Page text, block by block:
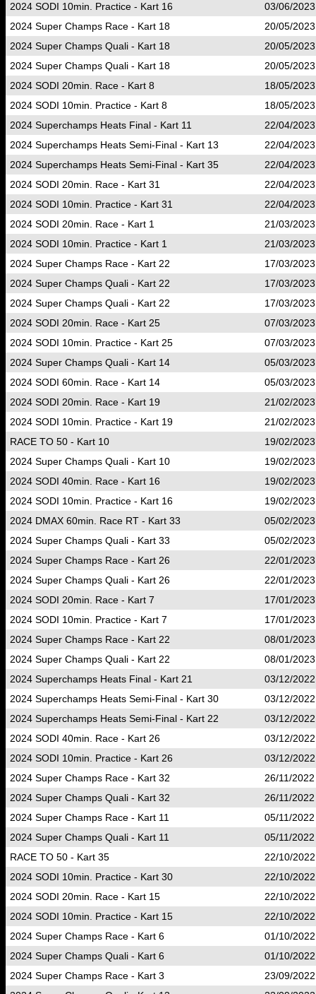
2024 SODI 10min. Practice - Kart 16
03/06/
2024 Super Champs Race - Kart 18
20/05/
2024 Super Champs Quali - Kart 18
20/05/
2024 Super Champs Quali - Kart 18
20/05/
2024 SODI 20min. Race - Kart 8
18/05/
2024 SODI 10min. Practice - Kart 8
18/05/
2024 Superchamps Heats Final - Kart 11
22/04/
2024 Superchamps Heats Semi-Final - Kart 13
22/04/
2024 Superchamps Heats Semi-Final - Kart 35
22/04/
2024 SODI 20min. Race - Kart 31
22/04/
2024 SODI 10min. Practice - Kart 31
22/04/
2024 SODI 20min. Race - Kart 1
21/03/
2024 SODI 10min. Practice - Kart 1
21/03/
2024 Super Champs Race - Kart 22
17/03/
2024 Super Champs Quali - Kart 22
17/03/
2024 Super Champs Quali - Kart 22
17/03/
2024 SODI 20min. Race - Kart 25
07/03/
2024 SODI 10min. Practice - Kart 25
07/03/
2024 Super Champs Quali - Kart 14
05/03/
2024 SODI 60min. Race - Kart 14
05/03/
2024 SODI 20min. Race - Kart 19
21/02/
2024 SODI 10min. Practice - Kart 19
21/02/
RACE TO 50 - Kart 10
19/02/
2024 Super Champs Quali - Kart 10
19/02/
2024 SODI 40min. Race - Kart 16
19/02/
2024 SODI 10min. Practice - Kart 16
19/02/
2024 DMAX 60min. Race RT - Kart 33
05/02/
2024 Super Champs Quali - Kart 33
05/02/
2024 Super Champs Race - Kart 26
22/01/
2024 Super Champs Quali - Kart 26
22/01/
2024 SODI 20min. Race - Kart 7
17/01/
2024 SODI 10min. Practice - Kart 7
17/01/
2024 Super Champs Race - Kart 22
08/01/
2024 Super Champs Quali - Kart 22
08/01/
2024 Superchamps Heats Final - Kart 21
03/12/
2024 Superchamps Heats Semi-Final - Kart 30
03/12/
2024 Superchamps Heats Semi-Final - Kart 22
03/12/
2024 SODI 40min. Race - Kart 26
03/12/
2024 SODI 10min. Practice - Kart 26
03/12/
2024 Super Champs Race - Kart 32
26/11/
2024 Super Champs Quali - Kart 32
26/11/
2024 Super Champs Race - Kart 11
05/11/
2024 Super Champs Quali - Kart 11
05/11/
RACE TO 50 - Kart 35
22/10/
2024 SODI 10min. Practice - Kart 30
22/10/
2024 SODI 20min. Race - Kart 15
22/10/
2024 SODI 10min. Practice - Kart 15
22/10/
2024 Super Champs Race - Kart 6
01/10/
2024 Super Champs Quali - Kart 6
01/10/
2024 Super Champs Race - Kart 3
23/09/